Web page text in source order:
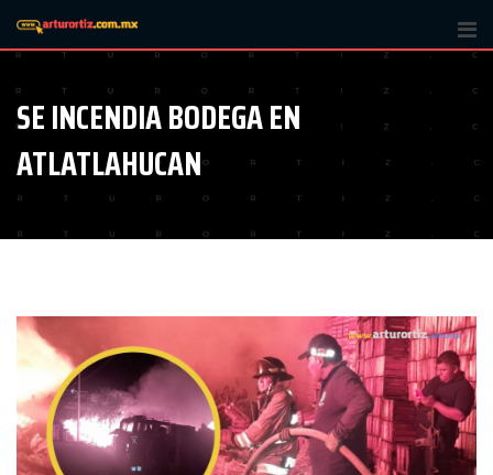
SE INCENDIA BODEGA EN
ATLATLAHUCAN